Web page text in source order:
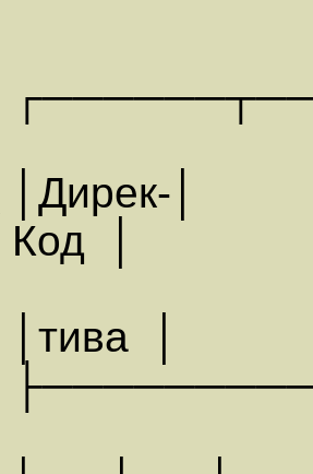
│Дирек-│
Код │
│тива │